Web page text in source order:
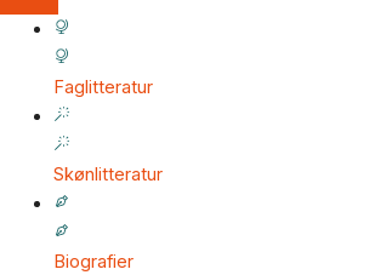
Faglitteratur
Skønlitteratur
Biografier